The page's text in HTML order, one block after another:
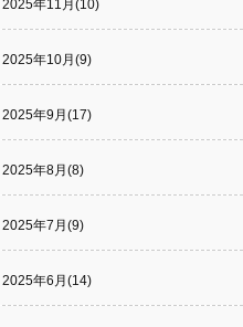
2025年11月(10)
2025年10月(9)
2025年9月(17)
2025年8月(8)
2025年7月(9)
2025年6月(14)